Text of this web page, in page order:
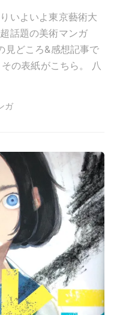
いよいよ東京藝術大
話題の美術マンガ
見どころ&感想記事で
の表紙がこちら。 八
ガ